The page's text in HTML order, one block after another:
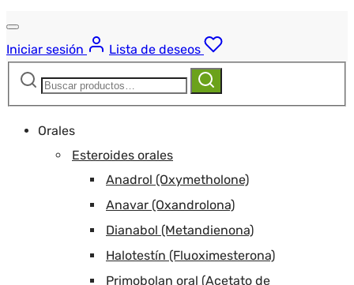
Iniciar sesión
Lista de deseos
Buscar:
Buscar
Orales
Esteroides orales
Anadrol (Oxymetholone)
Anavar (Oxandrolona)
Dianabol (Metandienona)
Halotestín (Fluoximesterona)
Primobolan oral (Acetato de